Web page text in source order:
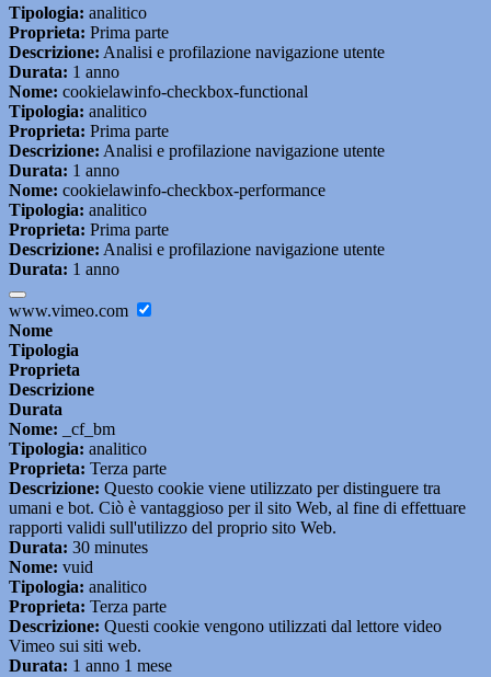
Tipologia: analitico
Proprieta: Prima parte
Descrizione: Analisi e profilazione navigazione utente
Durata: 1 anno
Nome: cookielawinfo-checkbox-functional
Tipologia: analitico
Proprieta: Prima parte
Descrizione: Analisi e profilazione navigazione utente
Durata: 1 anno
Nome: cookielawinfo-checkbox-performance
Tipologia: analitico
Proprieta: Prima parte
Descrizione: Analisi e profilazione navigazione utente
Durata: 1 anno
www.vimeo.com
Nome
Tipologia
Proprieta
Descrizione
Durata
Nome: _cf_bm
Tipologia: analitico
Proprieta: Terza parte
Descrizione: Questo cookie viene utilizzato per distinguere tra
umani e bot. Ciò è vantaggioso per il sito Web, al fine di effettuare
rapporti validi sull'utilizzo del proprio sito Web.
Durata: 30 minutes
Nome: vuid
Tipologia: analitico
Proprieta: Terza parte
Descrizione: Questi cookie vengono utilizzati dal lettore video
Vimeo sui siti web.
Durata: 1 anno 1 mese